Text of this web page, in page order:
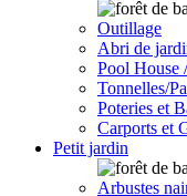
Outillage
Abri de
Pool House
Tonnelles/
Poteries et
Carports et
Petit jardin
Arbustes